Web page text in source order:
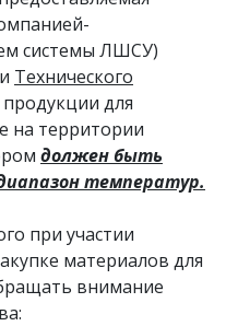
системы ЛШСУ)
Технического
для
на территории
должен быть
температур.
при участии
материалов для
внимание